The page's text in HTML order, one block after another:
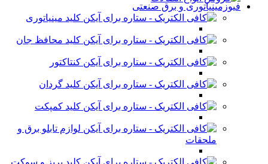
فیوزمینیاتوری و برق صنعتی
کلید مینیاتوری
کلید محافظ جان
کنتاکتور
کلید گردان
کلید کمپکت
لوازم تابلو برق و
ملحقات
کلید پریز و سوکت